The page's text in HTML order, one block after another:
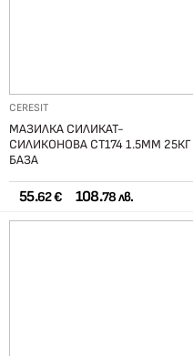
CERESIT
МАЗИЛКА СИЛИКАТ-
СИЛИКОНОВА СТ174 1.5ММ 25КГ
БАЗА
55.62 € 108.78 лв.